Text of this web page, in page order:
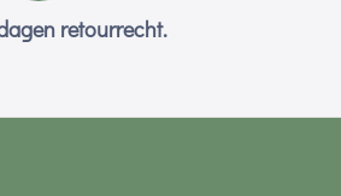
retourrecht.